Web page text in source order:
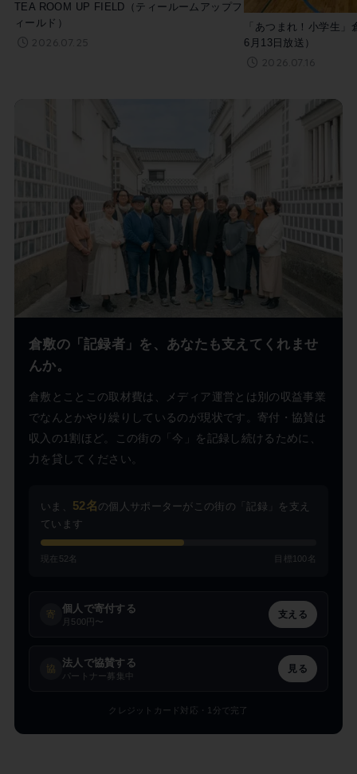
TEA ROOM UP FIELD（ティールームアップフ
ィールド）
2026.07.25
「あつまれ！小学生
6月13日放送）
2026.07.16
倉敷の「記録者」を、あなたも支えてくれませ
んか。
倉敷とことこの取材費は、メディア運営とは別の収益事業
でなんとかやり繰りしているのが現状です。寄付・協賛は
収入の1割ほど。この街の「今」を記録し続けるために、
力を貸してください。
いま、 52名 の個人サポーターがこの街の「記録」を支え
ています
現在52名 目標100名
寄
個人で寄付する
月500円〜
支える
協
法人で協賛する
パートナー募集中
見る
クレジットカード対応・1分で完了